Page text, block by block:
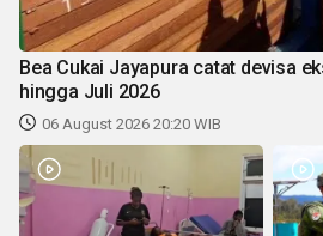
Bea Cukai Jayapura catat devisa
hingga Juli 2026
06 August 2026 20:20 WIB